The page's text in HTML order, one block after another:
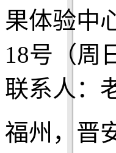
果体验中
18号（周
联系人：
福州，晋